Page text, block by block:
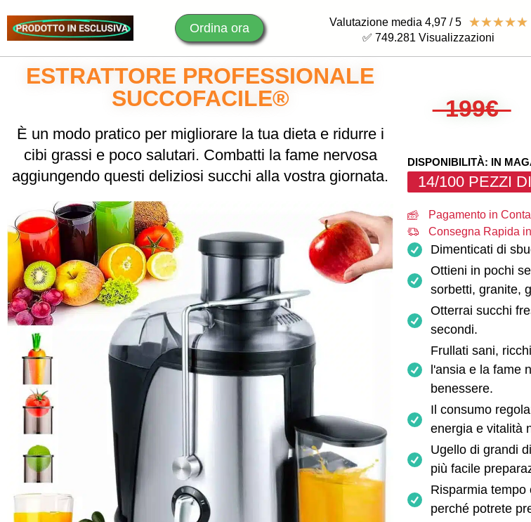
Ordina ora Valutazione media 4,97 / 5 ☆☆☆☆☆
✅ 749.282 Visualizzazioni
ESTRATTORE PROFESSIONALE
SUCCOFACILE®
È un modo pratico per migliorare la tua dieta e ridurre i
cibi grassi e poco salutari. Combatti la fame nervosa
aggiungendo questi deliziosi succhi alla vostra giornata.
199€
DISPONIBILITÀ: IN
14/100 PEZZI
Pagamento in
Consegna Rapida
Dimenticati di
Ottieni in pochi
sorbetti, granite,
Otterrai succhi
secondi.
Frullati sani,
l'ansia e la fame
benessere.
Il consumo
energia e vitalità
Ugello di grandi
più facile
Risparmia tempo
perché potrete